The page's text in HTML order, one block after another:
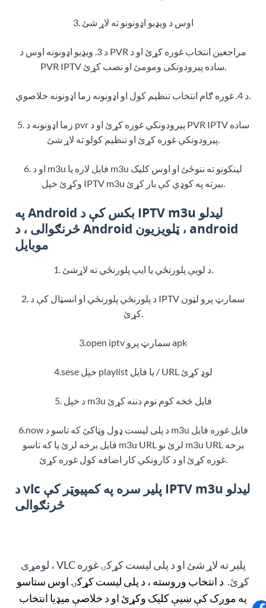
3. اوس د ویډیو اډونونو ته لاړ شئ
د 3. ویډیو اډونونه اوس د PVR مراجعین انتخاب غوره کړئ او د
PVR IPTV ساده پیرودونکی ومومئ او نصب کړئ.
د 4. غوره ګام انتخاب تنظیم کول او اډونونه زما اډونونه خلاصوي.
5. زما اډونونه د pvr پیرودونکي غوره کړئ او د PVR IPTV ساده
پیرودونکي غوره کړئ او تنظیم کولو ته لاړ شئ.
6. او د m3u فایل لاره یا m3u لینکونو ته ننوځئ او اوس کلیک
وکړئ خپل IPTV m3u بیرته په کوډي کې بار کړئ.
په Android بکس کې د IPTV m3u لیدلو
څرنګوالی ، د Android ټلویزیون ، android
موبایل
1. د لوبې پلورنځي یا ایپ پلورنځي ته لاړشئ.
2. د پلورنځي پلورنځي او انسټال کې د IPTV سمارټ پرو لټون
کړئ.
3.open iptv سمارټ پرو apk
4.sese خپل playlist یا فایل / URL لوډ کړئ
5. د خپل m3u فایل څخه کوم نوم دننه کړئ
6.now د پلی لیست ډول وټاکئ که تاسو د m3u فایل غوره فایل
فایل برخه لرئ یا که تاسو m3u URL لرئ نو m3u URL برخه
غوره کړئ او د کارونکي کار اضافه کول غوره کړئ.
د vlc پلیر سره په کمپیوټر کې IPTV m3u لیدلو
څرنګوالی
لومړی ، VLC پلیر ته لاړ شئ او د پلی لیست کړکۍ غوره
کړئ. د انتخاب وروسته ، د پلی لیست کړکۍ اوس ستاسو
په موږک کې ښیې کلیک وکړئ او د خلاصې میډیا انتخاب